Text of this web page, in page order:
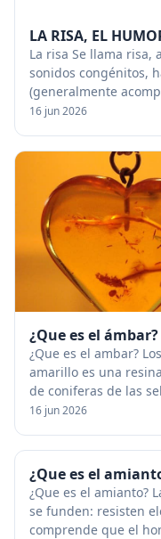
LA RISA, EL
La risa Se llama risa,
sonidos congénitos,
(generalmente
del ser humano, que
16 jun 2026
¿Que es el ámbar?
¿Que es el ambar?
amarillo es una
de coniferas de las
arenas de las playas
16 jun 2026
¿Que es el
¿Que es el amianto?
se funden: resisten
comprende que el